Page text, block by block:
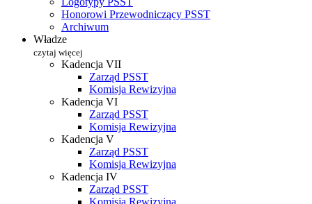
Honorowi Przewodniczący PSST
Archiwum
Władze
czytaj więcej
Kadencja VII
Zarząd PSST
Komisja Rewizyjna
Kadencja VI
Zarząd PSST
Komisja Rewizyjna
Kadencja V
Zarząd PSST
Komisja Rewizyjna
Kadencja IV
Zarząd PSST
Komisja Rewizyjna